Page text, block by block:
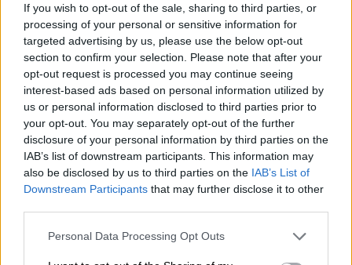
If you wish to opt-out of the sale, sharing to third parties, or
processing of your personal or sensitive information for
targeted advertising by us, please use the below opt-out
section to confirm your selection. Please note that after your
opt-out request is processed you may continue seeing
interest-based ads based on personal information utilized by
us or personal information disclosed to third parties prior to
your opt-out. You may separately opt-out of the further
disclosure of your personal information by third parties on the
IAB’s list of downstream participants. This information may
also be disclosed by us to third parties on the IAB’s List of
Downstream Participants that may further disclose it to other
Personal Data Processing Opt Outs